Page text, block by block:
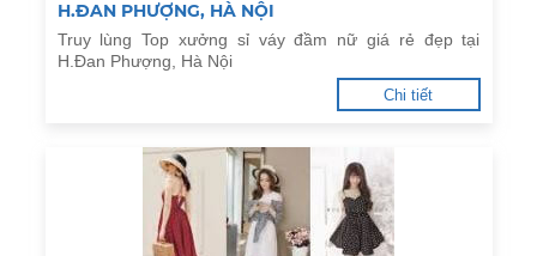
H.ĐAN PHƯỢNG, HÀ NỘI
Truy lùng Top xưởng sỉ váy đầm nữ giá rẻ đẹp tại
H.Đan Phượng, Hà Nội
Chi tiết